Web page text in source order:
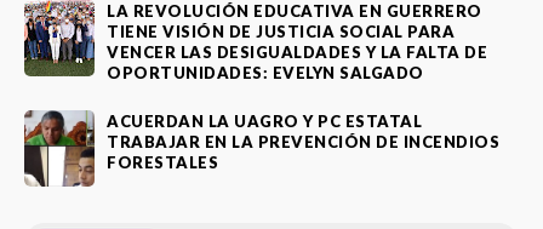
LA REVOLUCIÓN EDUCATIVA EN GUERRERO
TIENE VISIÓN DE JUSTICIA SOCIAL PARA
VENCER LAS DESIGUALDADES Y LA FALTA DE
OPORTUNIDADES: EVELYN SALGADO
ACUERDAN LA UAGRO Y PC ESTATAL
TRABAJAR EN LA PREVENCIÓN DE INCENDIOS
FORESTALES